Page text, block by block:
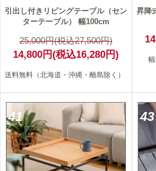
引出し付きリビングテーブル（セン
ターテーブル） 幅100cm
25,000円(税込27,500円)
14,800円(税込16,280円)
送料無料（北海道・沖縄・離島除く）
昇降
41 43